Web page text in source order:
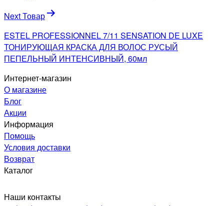
Next Товар
ESTEL PROFESSIONNEL 7/11 SENSATION DE LUXE
ТОНИРУЮЩАЯ КРАСКА ДЛЯ ВОЛОС РУСЫЙ
ПЕПЕЛЬНЫЙ ИНТЕНСИВНЫЙ, 60мл
Интернет-магазин
О магазине
Блог
Акции
Информация
Помощь
Условия доставки
Возврат
Каталог
Наши контакты